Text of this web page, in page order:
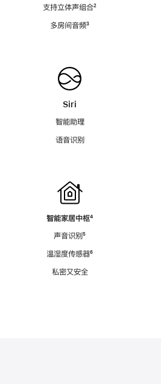
支持立体声组合脚
²
多房间音频脚
³
Siri
智能助理
语音识别
智能家居中枢脚
⁴
声音识别脚
⁵
温湿度传感器脚
⁶
私密又安全